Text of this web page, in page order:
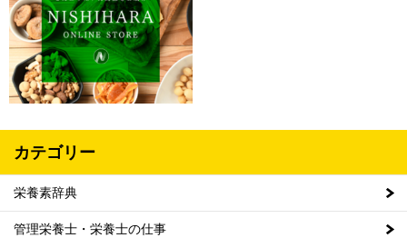
カテゴリー
栄養素辞典
管理栄養士・栄養士の仕事